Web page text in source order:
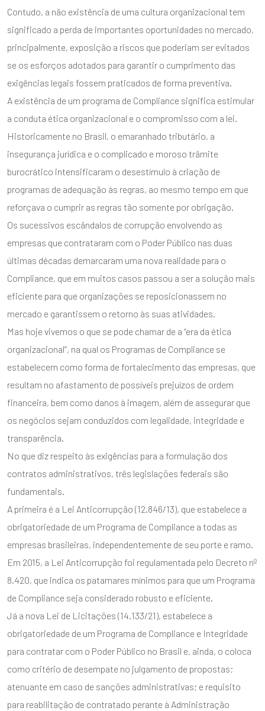
Contudo, a não existência de uma cultura organizacional tem
significado a perda de importantes oportunidades no mercado,
principalmente, exposição a riscos que poderiam ser evitados
se os esforços adotados para garantir o cumprimento das
exigências legais fossem praticados de forma preventiva.
A existência de um programa de Compliance significa estimular
a conduta ética organizacional e o compromisso com a lei.
Historicamente no Brasil, o emaranhado tributário, a
insegurança jurídica e o complicado e moroso trâmite
burocrático intensificaram o desestímulo à criação de
programas de adequação às regras, ao mesmo tempo em que
reforçava o cumprir as regras tão somente por obrigação.
Os sucessivos escândalos de corrupção envolvendo as
empresas que contrataram com o Poder Público nas duas
últimas décadas demarcaram uma nova realidade para o
Compliance, que em muitos casos passou a ser a solução mais
eficiente para que organizações se reposicionassem no
mercado e garantissem o retorno às suas atividades.
Mas hoje vivemos o que se pode chamar de a “era da ética
organizacional”, na qual os Programas de Compliance se
estabelecem como forma de fortalecimento das empresas, que
resultam no afastamento de possíveis prejuízos de ordem
financeira, bem como danos à imagem, além de assegurar que
os negócios sejam conduzidos com legalidade, integridade e
transparência.
No que diz respeito às exigências para a formulação dos
contratos administrativos, três legislações federais são
fundamentais.
A primeira é a Lei Anticorrupção (12.846/13), que estabelece a
obrigatoriedade de um Programa de Compliance a todas as
empresas brasileiras, independentemente de seu porte e ramo.
Em 2015, a Lei Anticorrupção foi regulamentada pelo Decreto nº
8.420, que indica os patamares mínimos para que um Programa
de Compliance seja considerado robusto e eficiente.
Já a nova Lei de Licitações (14.133/21), estabelece a
obrigatoriedade de um Programa de Compliance e Integridade
para contratar com o Poder Público no Brasil e, ainda, o coloca
como critério de desempate no julgamento de propostas;
atenuante em caso de sanções administrativas; e requisito
para reabilitação de contratado perante à Administração